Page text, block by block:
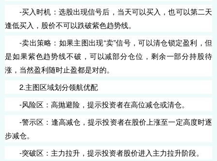
-买入时机：选股出现信号后，当天可以买入，也可以第二天
逢低买入，股价不可以跌破紫色趋势线。
-卖出策略：如果主图出现“卖”信号，可以清仓锁定盈利，但
是如果紫色趋势线不破，可以减部分仓位，剩余一部分持股待
涨，当然盈利随时止盈都是对的。
2.主图区域划分领航优配
-风险区：高抛避险，提示投资者在高位减仓或清仓。
-警示区：逢高减仓，提示投资者在股价上涨至一定高度时逐
步减仓。
-突破区：主力拉升，提示投资者股价进入主力拉升阶段。